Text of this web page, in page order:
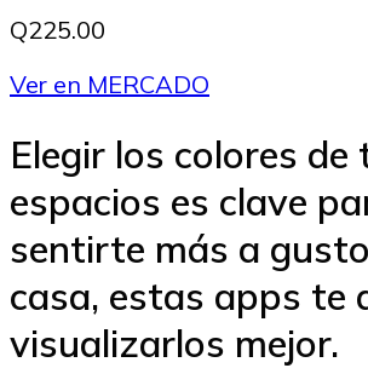
Q225.00
Ver en MERCADO
Elegir los colores de
espacios es clave
sentirte más a
casa, estas apps te
visualizarlos mejor.